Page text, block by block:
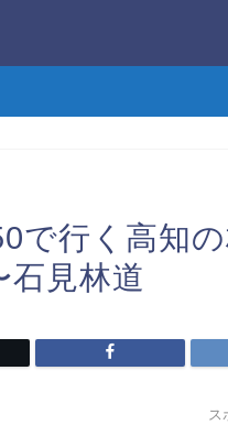
で行く高知
石見林道
ス